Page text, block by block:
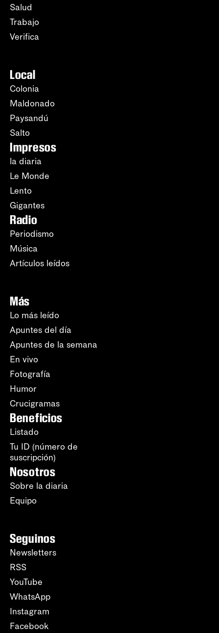
Salud
Trabajo
Verifica
Local
Colonia
Maldonado
Paysandú
Salto
Impresos
la diaria
Le Monde
Lento
Gigantes
Radio
Periodismo
Música
Artículos leídos
Más
Lo más leído
Apuntes del día
Apuntes de la semana
En vivo
Fotografía
Humor
Crucigramas
Beneficios
Listado
Tu ID (número de
suscripción)
Nosotros
Sobre la diaria
Equipo
Seguinos
Newsletters
RSS
YouTube
WhatsApp
Instagram
Facebook